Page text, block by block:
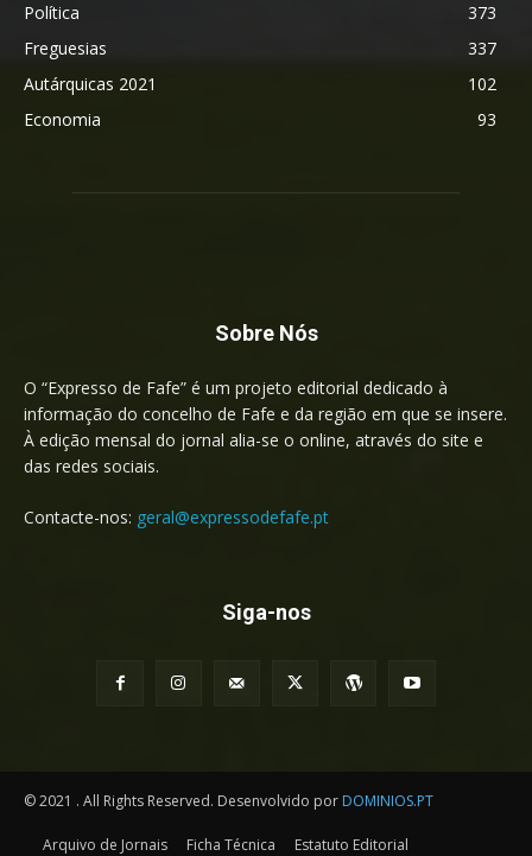
Política
373
Freguesias
337
Autárquicas 2021
102
Economia
93
Sobre Nós
O “Expresso de Fafe” é um projeto editorial dedicado à
informação do concelho de Fafe e da região em que se insere.
À edição mensal do jornal alia-se o online, através do site e
das redes sociais.
Contacte-nos: geral@expressodefafe.pt
Siga-nos
© 2021 . All Rights Reserved. Desenvolvido por DOMINIOS.PT
Arquivo de Jornais Ficha Técnica Estatuto Editorial